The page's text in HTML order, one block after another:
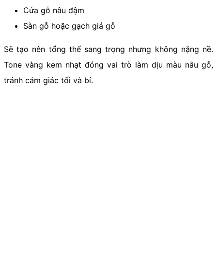
Cửa gỗ nâu đậm
Sàn gỗ hoặc gạch giả gỗ
Sẽ tạo nên tổng thể sang trọng nhưng không nặng nề.
Tone vàng kem nhạt đóng vai trò làm dịu màu nâu gỗ,
tránh cảm giác tối và bí.